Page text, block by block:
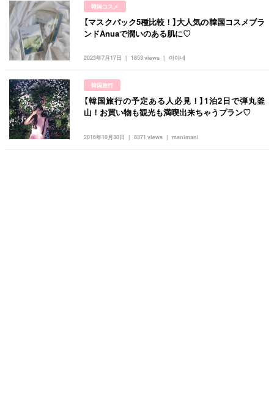
韓国コスメ
2023年7月17日 아야네
1853 views
【マスクパック5種比較！】大人気の韓国コスメブラ
ンドAnuaで潤いのある肌に♡
韓国旅行
2016年10月30日 manimani
8371 views
【韓国旅行の予定ある人必見！】1泊2日で弾丸釜
山！お買い物も観光も満喫出来ちゃうプラン♡